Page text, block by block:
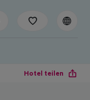
Hotel teilen